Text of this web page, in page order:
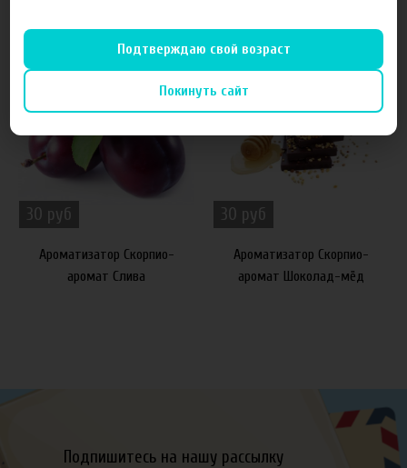
50%
30 руб
Ароматизатор Скорпио-
аромат Слива
50%
30 руб
Ароматизатор Скорпио-
аромат Шоколад-мёд
Подпишитесь на нашу рассылку
Подтверждаю свой возраст
Покинуть сайт